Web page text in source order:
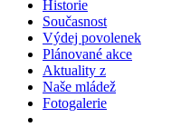
Historie
Současnost
Výdej povolenek
Plánované akce
Aktuality z
Naše mládež
Fotogalerie